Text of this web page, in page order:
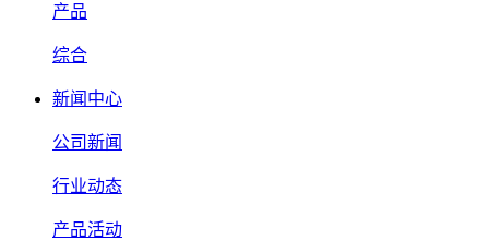
产品
综合
新闻中心
公司新闻
行业动态
产品活动